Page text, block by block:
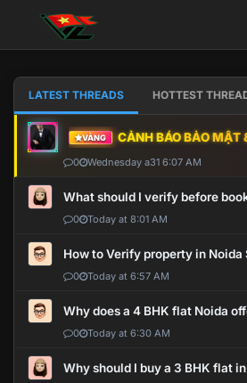
LATEST THREADS HOTTEST
VÀNG CẢNH BÁO BẢO MẬT
0 Wednesday a31 6:07 AM
What should I verify before
0 Today at 8:01 AM
How to Verify property in Noida
0 Today at 6:57 AM
Why does a 4 BHK flat Noida
0 Today at 6:30 AM
Why should I buy a 3 BHK flat